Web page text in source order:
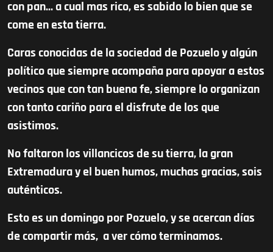
con pan... a cual mas rico, es sabido lo bien que se
come en esta tierra.
Caras conocidas de la sociedad de Pozuelo y algún
político que siempre acompaña para apoyar a estos
vecinos que con tan buena fe, siempre lo organizan
con tanto cariño para el disfrute de los que
asistimos.
No faltaron los villancicos de su tierra, la gran
Extremadura y el buen humos, muchas gracias, sois
auténticos.
Esto es un domingo por Pozuelo, y se acercan días
de compartir más, a ver cómo terminamos.